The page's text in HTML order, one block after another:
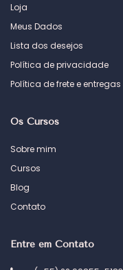
Loja
Meus Dados
Lista dos desejos
Política de privacidade
Política de frete e entregas
Os Cursos
Sobre mim
Cursos
Blog
Contato
Entre em Contato